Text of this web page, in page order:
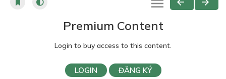
Premium Content
Login to buy access to this content.
LOGIN ĐĂNG KÝ